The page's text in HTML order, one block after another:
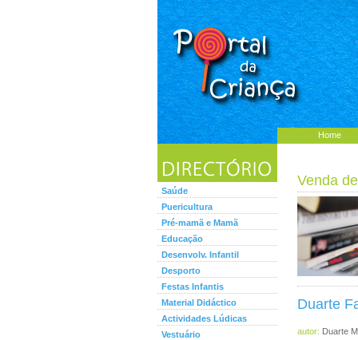
Home
Saúde
Puericultura
Pré-mamã e Mamã
Educação
Desenvolv. Infantil
Desporto
Festas Infantis
Material Didáctico
Actividades Lúdicas
Vestuário
Venda
Duarte
autor: Duarte